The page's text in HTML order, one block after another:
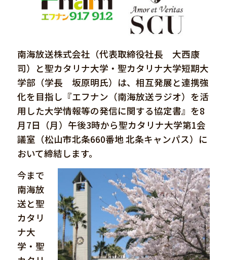
南海放送株式会社（代表取締役社長 大西康
司）と聖カタリナ大学・聖カタリナ大学短期大
学部（学長 坂原明氏）は、相互発展と連携強
化を目指し『エフナン（南海放送ラジオ）を活
用した大学情報等の発信に関する協定書』を8
月7日（月）午後3時から聖カタリナ大学第1会
議室（松山市北条660番地 北条キャンパス）に
おいて締結します。
今まで
南海放
送と聖
カタリ
ナ大
学・聖